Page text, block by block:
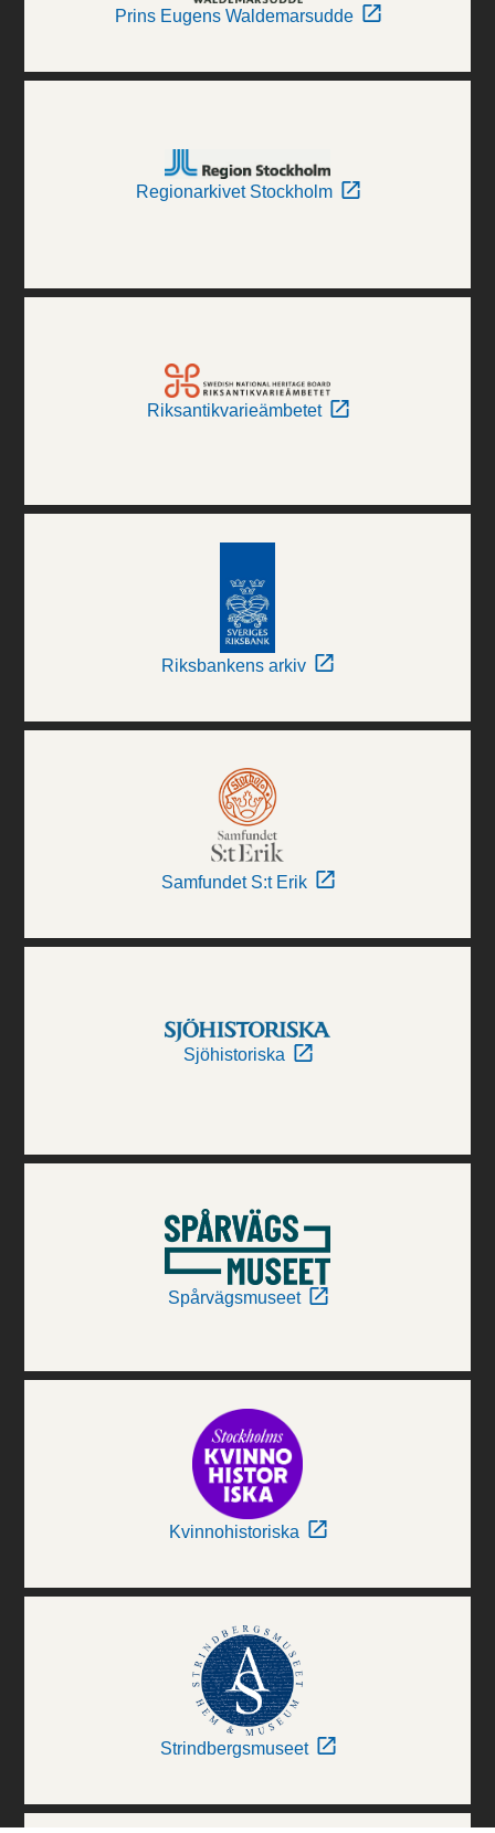
Prins Eugens Waldemarsudde
Regionarkivet Stockholm
Riksantikvarieämbetet
Riksbankens arkiv
Samfundet S:t Erik
Sjöhistoriska
Spårvägsmuseet
Kvinnohistoriska
Strindbergsmuseet